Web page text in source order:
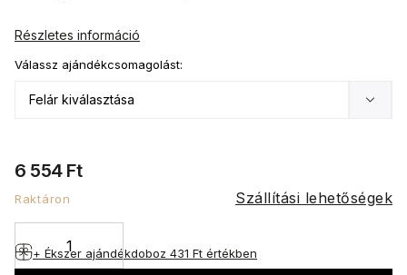
6 554 Ft
Raktáron Szállítási lehetőségek
Válassz ajándékcsomagolást:
+ Ékszer ajándékdoboz 431 Ft értékben
Részletes információ